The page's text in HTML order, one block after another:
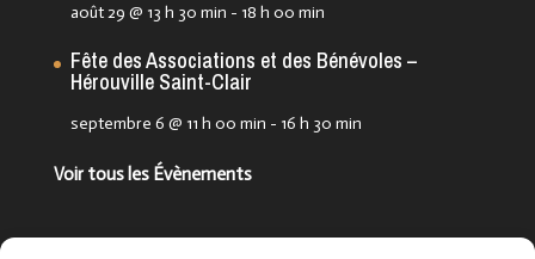
août 29 @ 13 h 30 min - 18 h 00 min
Fête des Associations et des Bénévoles –
Hérouville Saint-Clair
septembre 6 @ 11 h 00 min - 16 h 30 min
Voir tous les Évènements
Suivez-nous !